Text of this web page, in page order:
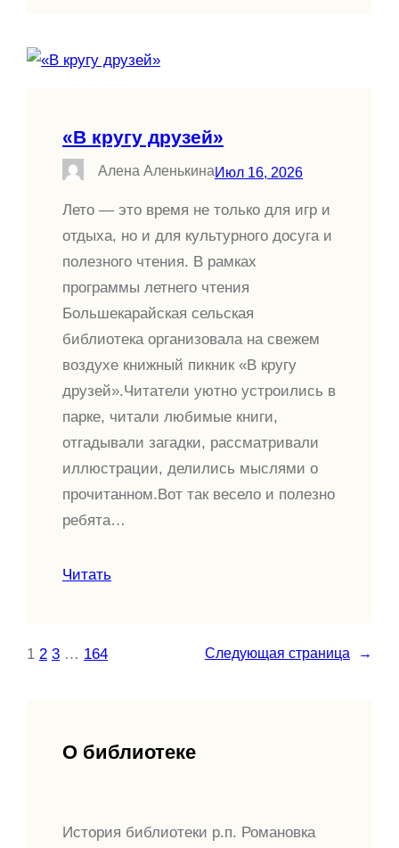
«В кругу друзей»
Алена АленькинаИюл 16, 2026
Лето — это время не только для игр и
отдыха, но и для культурного досуга и
полезного чтения. В рамках
программы летнего чтения
Большекарайская сельская
библиотека организовала на свежем
воздухе книжный пикник «В кругу
друзей».Читатели уютно устроились в
парке, читали любимые книги,
отгадывали загадки, рассматривали
иллюстрации, делились мыслями о
прочитанном.Вот так весело и полезно
ребята…
Читать
1 2 3 … 164 Следующая страница →
О библиотеке
История библиотеки р.п. Романовка